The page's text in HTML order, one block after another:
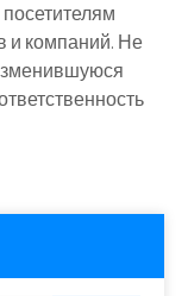
и компаний. Не